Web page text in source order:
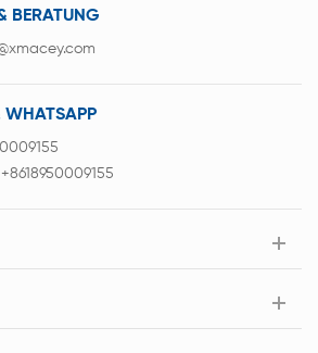
BERATUNG
WHATSAPP
+8618950009155